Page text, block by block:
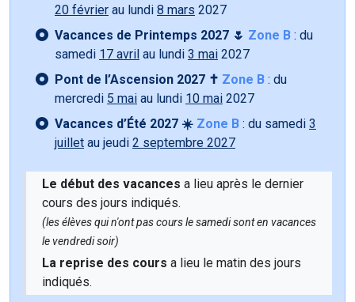
20 février au lundi 8 mars 2027
Vacances de Printemps 2027 🌷 Zone B : du
samedi 17 avril au lundi 3 mai 2027
Pont de l’Ascension 2027 ✝️ Zone B : du
mercredi 5 mai au lundi 10 mai 2027
Vacances d’Été 2027 ☀️ Zone B : du samedi 3
juillet au jeudi 2 septembre 2027
Le début des vacances a lieu après le dernier
cours des jours indiqués.
(les élèves qui n'ont pas cours le samedi sont en vacances
le vendredi soir)
La reprise des cours a lieu le matin des jours
indiqués.